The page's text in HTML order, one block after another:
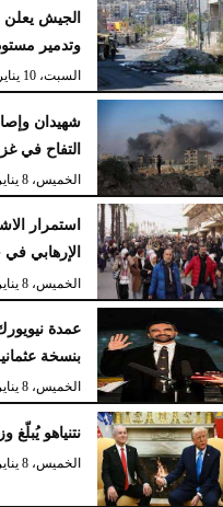
الجيش
وتدمير
السبت، 10 يناير 2026
شهيدان
التفاح في
الخميس، 8 يناير 2026
استمرار
الإرهابي
الخميس، 8 يناير 2026
عمدة
بنسخة
الخميس، 8 يناير 2026
نتنياهو
الخميس، 8 يناير 2026